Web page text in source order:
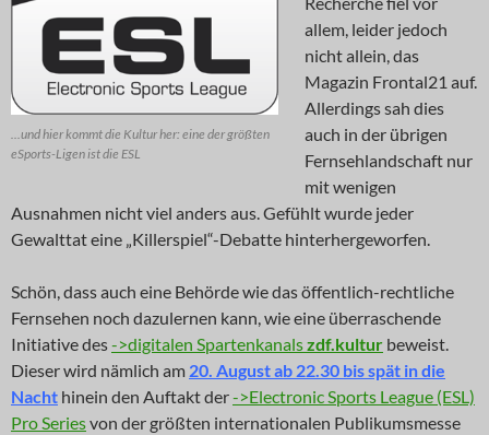
...und hier kommt die Kultur her: eine der größten
eSports-Ligen ist die ESL
allem, leider jedoch
nicht allein, das
Magazin Frontal21 auf.
Allerdings sah dies
auch in der übrigen
Fernsehlandschaft nur
mit wenigen
Ausnahmen nicht viel anders aus. Gefühlt wurde jeder
Gewalttat eine „Killerspiel“-Debatte hinterhergeworfen.
Schön, dass auch eine Behörde wie das öffentlich-rechtliche
Fernsehen noch dazulernen kann, wie eine überraschende
Initiative des->digitalen Spartenkanalszdf.kultur beweist.
Dieser wird nämlich am 20. August ab 22.30 bis spät in die
Nacht hinein den Auftakt der->Electronic Sports League (ESL)
Pro Seriesvon der größten internationalen Publikumsmesse